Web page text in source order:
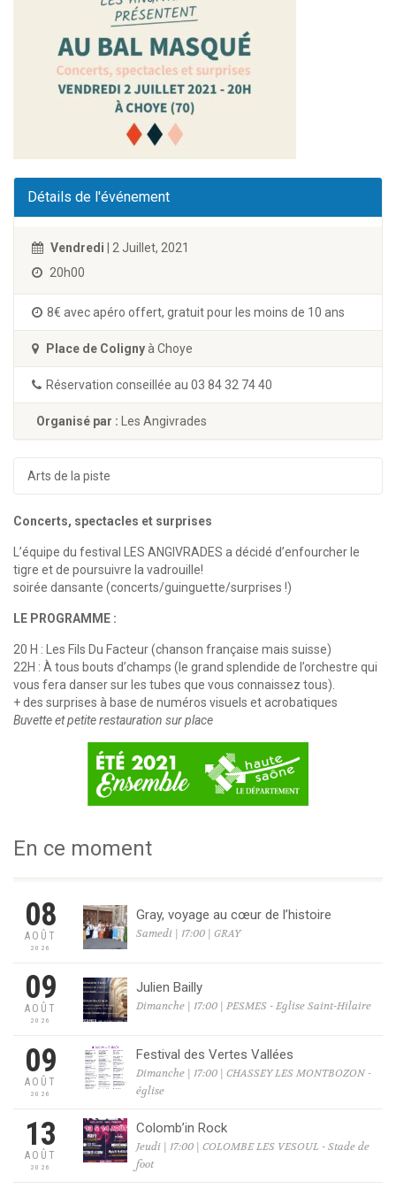
Détails de l'événement
Vendredi | 2 Juillet, 2021
20h00
8€ avec apéro offert, gratuit pour les moins de 10 ans
Place de Colignyà Choye
Réservation conseillée au 03 84 32 74 40
Organisé par : Les Angivrades
Arts de la piste
Concerts, spectacles et surprises
L’équipe du festival LES ANGIVRADES a décidé d’enfourcher le
tigre et de poursuivre la vadrouille!
soirée dansante (concerts/guinguette/surprises !)
LE PROGRAMME :
20 H : Les Fils Du Facteur (chanson française mais suisse)
22H : À tous bouts d’champs (le grand splendide de l’orchestre qui
vous fera danser sur les tubes que vous connaissez tous).
+ des surprises à base de numéros visuels et acrobatiques
Buvette et petite restauration sur place
En ce moment
08
AOÛT
2026
Gray, voyage au cœur de l’histoire
Samedi | 17:00 | GRAY
09
AOÛT
2026
Julien Bailly
Dimanche | 17:00 | PESMES - Eglise Saint-Hilaire
09
AOÛT
2026
Festival des Vertes Vallées
Dimanche | 17:00 | CHASSEY LES MONTBOZON -
église
13
AOÛT
2026
Colomb’in Rock
Jeudi | 17:00 | COLOMBE LES VESOUL - Stade de
foot